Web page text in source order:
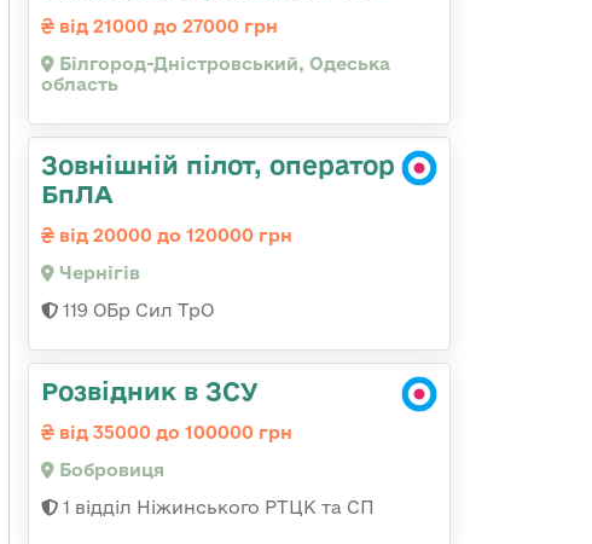
від 21000 до 27000 грн
Білгород-Дністровський, Одеська
область
Зовнішній пілот, оператор
БпЛА
від 20000 до 120000 грн
Чернігів
119 ОБр Сил ТрО
Розвідник в ЗСУ
від 35000 до 100000 грн
Бобровиця
1 відділ Ніжинського РТЦК та СП